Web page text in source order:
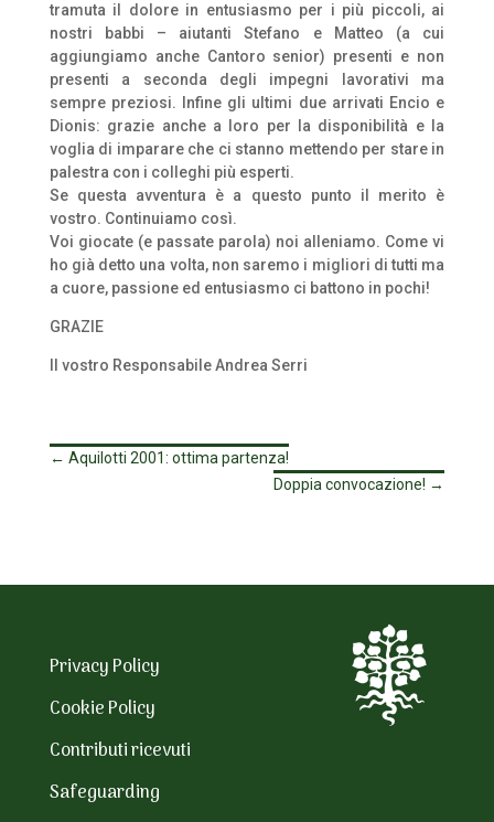
tramuta il dolore in entusiasmo per i più piccoli, ai
nostri babbi – aiutanti Stefano e Matteo (a cui
aggiungiamo anche Cantoro senior) presenti e non
presenti a seconda degli impegni lavorativi ma
sempre preziosi. Infine gli ultimi due arrivati Encio e
Dionis: grazie anche a loro per la disponibilità e la
voglia di imparare che ci stanno mettendo per stare in
palestra con i colleghi più esperti.
Se questa avventura è a questo punto il merito è
vostro. Continuiamo così.
Voi giocate (e passate parola) noi alleniamo. Come vi
ho già detto una volta, non saremo i migliori di tutti ma
a cuore, passione ed entusiasmo ci battono in pochi!
GRAZIE
Il vostro Responsabile Andrea Serri
← Aquilotti 2001: ottima partenza!
Doppia convocazione! →
Privacy Policy
Cookie Policy
Contributi ricevuti
Safeguarding